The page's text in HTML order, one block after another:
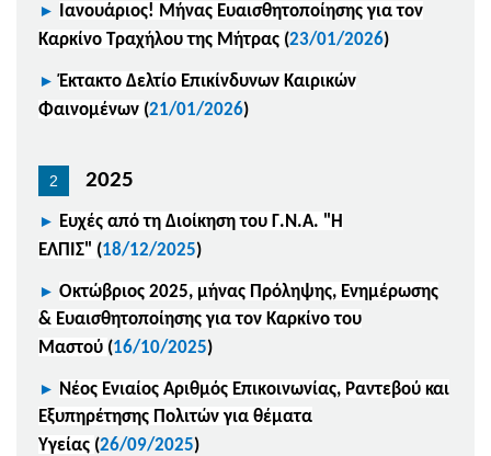
►
Ιανουάριος! Μήνας Ευαισθητοποίησης για τον
Καρκίνο Τραχήλου της Μήτρας (23/01/2026)
►Έκτακτο Δελτίο Επικίνδυνων Καιρικών
Φαινομένων (21/01/2026)
2025
►
Ευχές από τη Διοίκηση του Γ.Ν.Α. "Η
ΕΛΠΙΣ" (18/12/2025)
► Οκτώβριος 2025, μήνας Πρόληψης, Ενημέρωσης
& Ευαισθητοποίησης για τον Καρκίνο του
Μαστού (16/10/2025)
►
Νέος Ενιαίος Αριθμός Επικοινωνίας, Ραντεβού και
Εξυπηρέτησης Πολιτών για θέματα
Υγείας (26/09/2025)